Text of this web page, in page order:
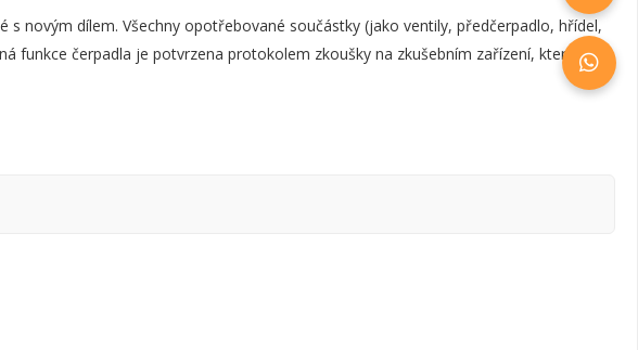
novým dílem. Všechny opotřebované součástky (jako ventily, předčerpadlo, hřídel,
funkce čerpadla je potvrzena protokolem zkoušky na zkušebním zařízení, který je